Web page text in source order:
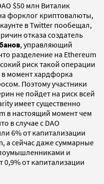
$50 млн Виталик
форклог криптовалюты,
в Twitter пообещал,
отказа создатель
, управляющий
разделение на Ethereum
риск такой операции
момент хардфорка
Поэтому участники
не пойдет на риск всей
имеет существенно
в настоящий момент чем
в случае с DAO
6% от капитализации
а сейчас даже суммарные
и
от капитализации